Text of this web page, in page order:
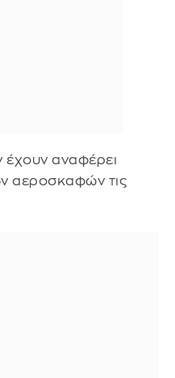
έχουν αναφέρει
αεροσκαφών τις